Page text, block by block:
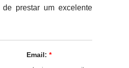
prestar um excelente
Email: *